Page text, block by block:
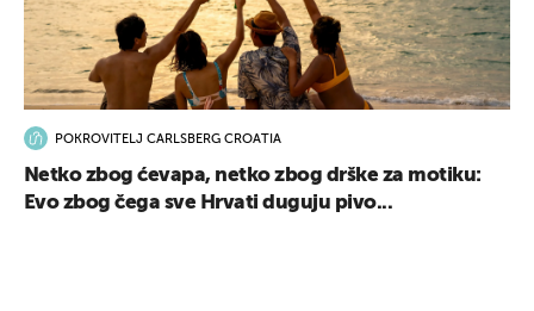
POKROVITELJ CARLSBERG CROATIA
Netko zbog ćevapa, netko zbog drške za motiku:
Evo zbog čega sve Hrvati duguju pivo...